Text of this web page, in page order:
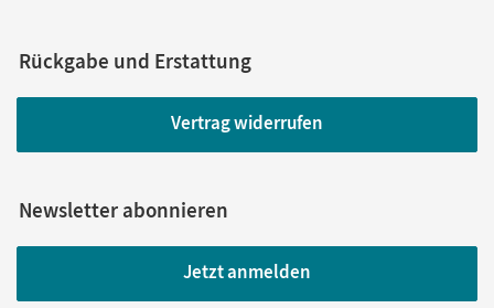
Rückgabe und Erstattung
Vertrag widerrufen
Newsletter abonnieren
Jetzt anmelden